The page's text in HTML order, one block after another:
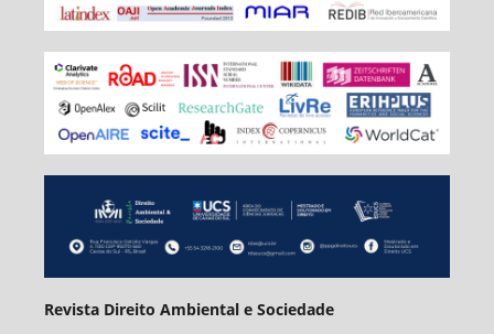
Revista Direito Ambiental e Sociedade